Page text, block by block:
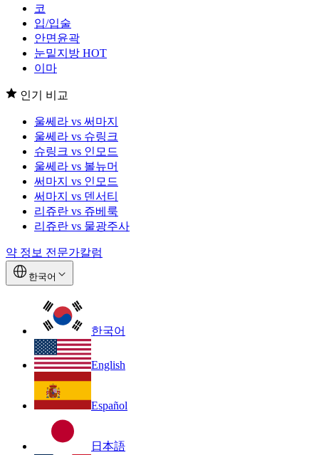
코
입/입술
안면윤곽
눈밑지방 HOT
이마
인기 비교
울쎄라 vs 써마지
울쎄라 vs 슈링크
슈링크 vs 인모드
울쎄라 vs 볼뉴머
써마지 vs 인모드
써마지 vs 덴서티
리쥬란 vs 쥬베룩
리쥬란 vs 물광주사
약 정보 전문가칼럼
한국어
한국어
English
Español
日本語